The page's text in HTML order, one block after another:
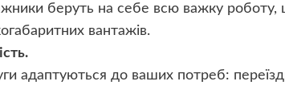
беруть на себе всю важку
вантажів.
адаптуються до ваших потреб: